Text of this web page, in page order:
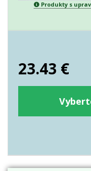
Produkty s
23.43 €